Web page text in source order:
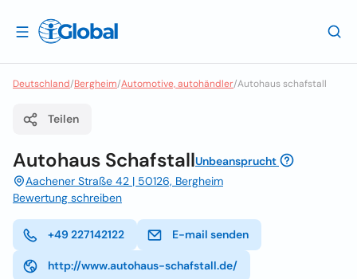
Deutschland/Bergheim/Automotive, autohändler/Autohaus schafstall
Teilen
Autohaus SchafstallUnbeansprucht
Aachener Straße 42 | 50126, Bergheim
Bewertung schreiben
+49 227142122 E-mail senden
http://www.autohaus-schafstall.de/